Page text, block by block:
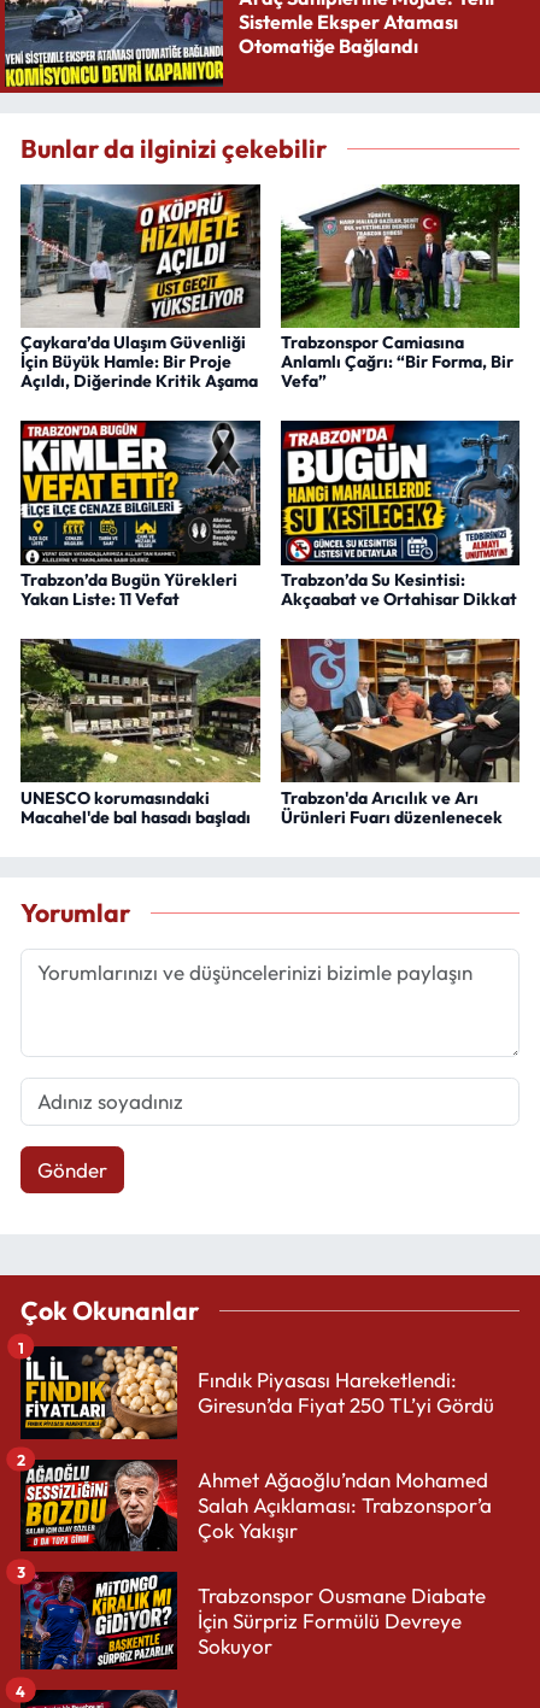
Sistemle Eksper Ataması
Otomatiğe Bağlandı
Bunlar da ilginizi çekebilir
Çaykara’da Ulaşım Güvenliği
İçin Büyük Hamle: Bir Proje
Açıldı, Diğerinde Kritik Aşama
Trabzonspor Camiasına
Anlamlı Çağrı: “Bir Forma, Bir
Vefa”
Trabzon’da Bugün Yürekleri
Yakan Liste: 11 Vefat
Trabzon’da Su Kesintisi:
Akçaabat ve Ortahisar Dikkat
UNESCO korumasındaki
Macahel'de bal hasadı başladı
Trabzon'da Arıcılık ve Arı
Ürünleri Fuarı düzenlenecek
Yorumlar
Gönder
Çok Okunanlar
Fındık Piyasası Hareketlendi:
Giresun’da Fiyat 250 TL’yi Gördü
1
Ahmet Ağaoğlu’ndan Mohamed
Salah Açıklaması: Trabzonspor’a
Çok Yakışır
2
Trabzonspor Ousmane Diabate
İçin Sürpriz Formülü Devreye
Sokuyor
3
4